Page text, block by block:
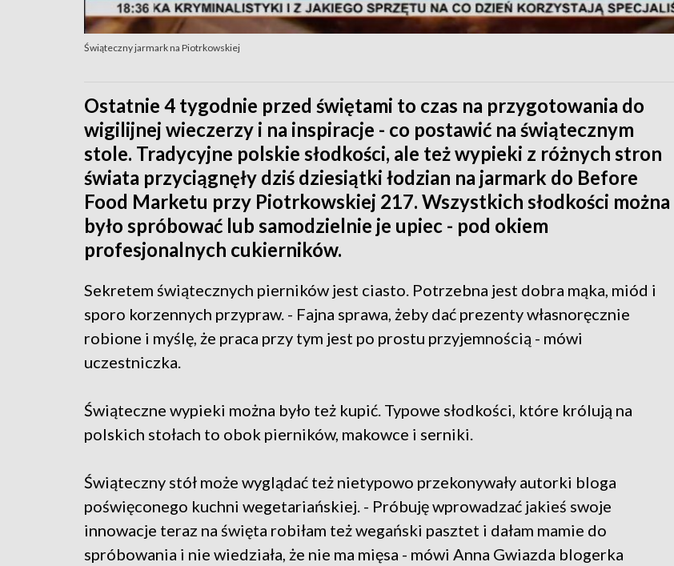
Świąteczny jarmark na Piotrkowskiej
Ostatnie 4 tygodnie przed świętami to czas na przygotowania do
wigilijnej wieczerzy i na inspiracje - co postawić na świątecznym
stole. Tradycyjne polskie słodkości, ale też wypieki z różnych stron
świata przyciągnęły dziś dziesiątki łodzian na jarmark do Before
Food Marketu przy Piotrkowskiej 217. Wszystkich słodkości można
było spróbować lub samodzielnie je upiec - pod okiem
profesjonalnych cukierników.
Sekretem świątecznych pierników jest ciasto. Potrzebna jest dobra mąka, miód i
sporo korzennych przypraw. - Fajna sprawa, żeby dać prezenty własnoręcznie
robione i myślę, że praca przy tym jest po prostu przyjemnością - mówi
uczestniczka.
Świąteczne wypieki można było też kupić. Typowe słodkości, które królują na
polskich stołach to obok pierników, makowce i serniki.
Świąteczny stół może wyglądać też nietypowo przekonywały autorki bloga
poświęconego kuchni wegetariańskiej. - Próbuję wprowadzać jakieś swoje
innowacje teraz na święta robiłam też wegański pasztet i dałam mamie do
spróbowania i nie wiedziała, że nie ma mięsa - mówi Anna Gwiazda blogerka